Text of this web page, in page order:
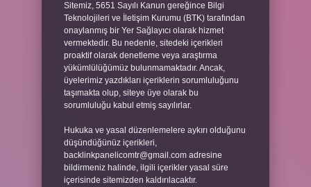
Sitemiz, 5651 Sayılı Kanun gereğince Bilgi
Teknolojileri ve İletişim Kurumu (BTK) tarafından
onaylanmış bir Yer Sağlayıcı olarak hizmet
vermektedir. Bu nedenle, sitedeki içerikleri
proaktif olarak denetleme veya araştırma
yükümlülüğümüz bulunmamaktadır. Ancak,
üyelerimiz yazdıkları içeriklerin sorumluluğunu
taşımakta olup, siteye üye olarak bu
sorumluluğu kabul etmiş sayılırlar.
Hukuka ve yasal düzenlemelere aykırı olduğunu
düşündüğünüz içerikleri,
backlinkpanelicomtr@gmail.com adresine
bildirmeniz halinde, ilgili içerikler yasal süre
içerisinde sitemizden kaldırılacaktır.